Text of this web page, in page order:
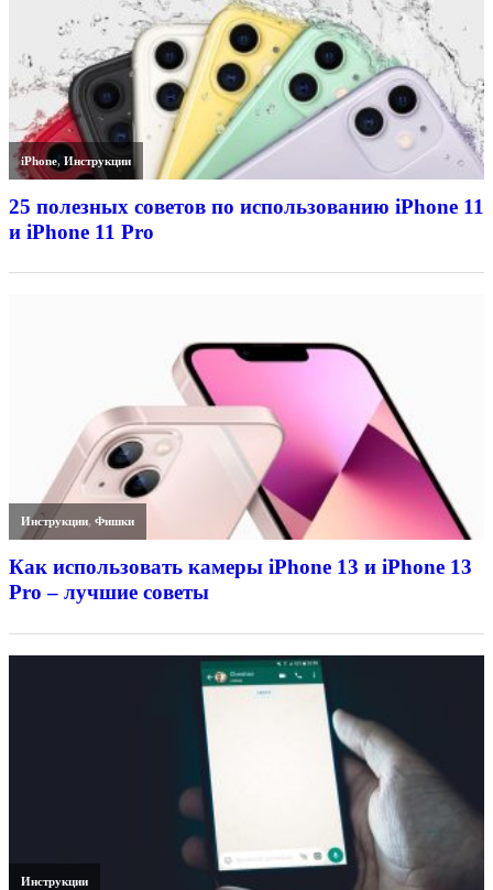
iPhone,Инструкции
25 полезных советов по использованию iPhone 11
и iPhone 11 Pro
Инструкции,Фишки
Как использовать камеры iPhone 13 и iPhone 13
Pro – лучшие советы
Инструкции